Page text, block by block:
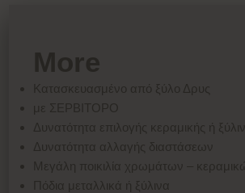
More
Κατασκευασμένο από ξύλο Δρυς
με ΣΕΡΒΙΤΟΡΟ
Δυνατότητα επιλογής κεραμικής ή
Δυνατότητα αλλαγής διαστάσεων
Μεγάλη ποικιλία χρωμάτων –
Πόδια μεταλλικά ή ξύλινα